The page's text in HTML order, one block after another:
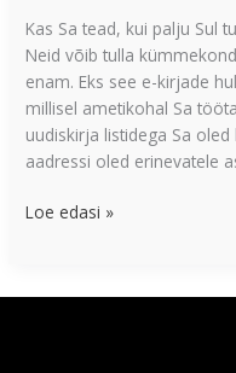
Kas Sa tead, kui palju Sul
Neid võib tulla
enam. Eks see e-kirjade
millisel ametikohal Sa
uudiskirja listidega Sa
aadressi oled erinevatele
Loe edasi »